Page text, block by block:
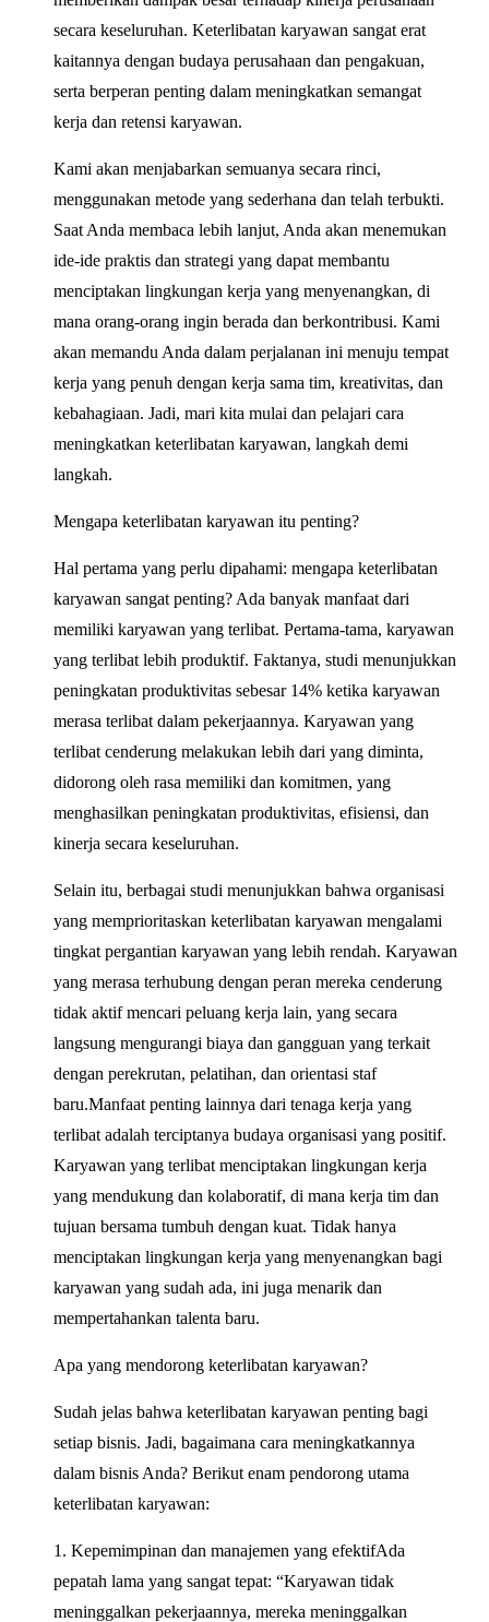
secara keseluruhan. Keterlibatan karyawan sangat erat
kaitannya dengan budaya perusahaan dan pengakuan,
serta berperan penting dalam meningkatkan semangat
kerja dan retensi karyawan.
Kami akan menjabarkan semuanya secara rinci,
menggunakan metode yang sederhana dan telah terbukti.
Saat Anda membaca lebih lanjut, Anda akan menemukan
ide-ide praktis dan strategi yang dapat membantu
menciptakan lingkungan kerja yang menyenangkan, di
mana orang-orang ingin berada dan berkontribusi. Kami
akan memandu Anda dalam perjalanan ini menuju tempat
kerja yang penuh dengan kerja sama tim, kreativitas, dan
kebahagiaan. Jadi, mari kita mulai dan pelajari cara
meningkatkan keterlibatan karyawan, langkah demi
langkah.
Mengapa keterlibatan karyawan itu penting?
Hal pertama yang perlu dipahami: mengapa keterlibatan
karyawan sangat penting? Ada banyak manfaat dari
memiliki karyawan yang terlibat. Pertama-tama, karyawan
yang terlibat lebih produktif. Faktanya, studi menunjukkan
peningkatan produktivitas sebesar 14% ketika karyawan
merasa terlibat dalam pekerjaannya. Karyawan yang
terlibat cenderung melakukan lebih dari yang diminta,
didorong oleh rasa memiliki dan komitmen, yang
menghasilkan peningkatan produktivitas, efisiensi, dan
kinerja secara keseluruhan.
Selain itu, berbagai studi menunjukkan bahwa organisasi
yang memprioritaskan keterlibatan karyawan mengalami
tingkat pergantian karyawan yang lebih rendah. Karyawan
yang merasa terhubung dengan peran mereka cenderung
tidak aktif mencari peluang kerja lain, yang secara
langsung mengurangi biaya dan gangguan yang terkait
dengan perekrutan, pelatihan, dan orientasi staf
baru.Manfaat penting lainnya dari tenaga kerja yang
terlibat adalah terciptanya budaya organisasi yang positif.
Karyawan yang terlibat menciptakan lingkungan kerja
yang mendukung dan kolaboratif, di mana kerja tim dan
tujuan bersama tumbuh dengan kuat. Tidak hanya
menciptakan lingkungan kerja yang menyenangkan bagi
karyawan yang sudah ada, ini juga menarik dan
mempertahankan talenta baru.
Apa yang mendorong keterlibatan karyawan?
Sudah jelas bahwa keterlibatan karyawan penting bagi
setiap bisnis. Jadi, bagaimana cara meningkatkannya
dalam bisnis Anda? Berikut enam pendorong utama
keterlibatan karyawan:
1. Kepemimpinan dan manajemen yang efektifAda
pepatah lama yang sangat tepat: “Karyawan tidak
meninggalkan pekerjaannya, mereka meninggalkan